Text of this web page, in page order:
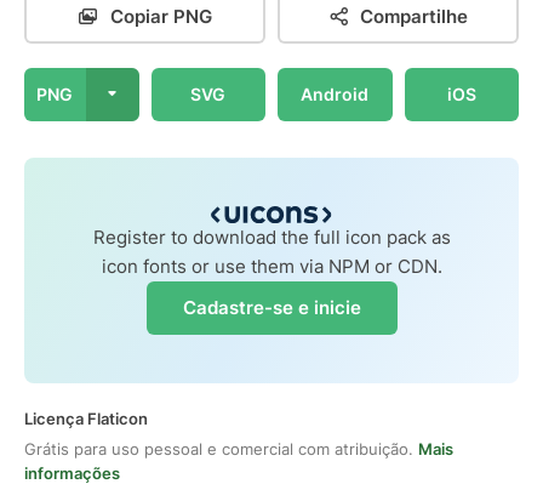
Copiar PNG Compartilhe
PNG SVG Android iOS
Register to download the full icon pack as
icon fonts or use them via NPM or CDN.
Cadastre-se e inicie
Licença Flaticon
Grátis para uso pessoal e comercial com atribuição. Mais
informações